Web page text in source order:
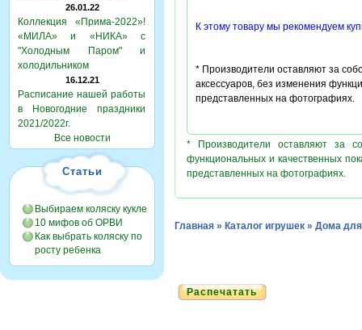
26.01.22
Коллекция «Прима-2022»!
«МИЛА» и «НИКА» с
"Холодным Паром" и
холодильником
16.12.21
Расписание нашей работы
в Новогодние праздники
2021/2022г.
Все новости
Статьи
Выбираем коляску кукле
10 мифов об ОРВИ
Как выбрать коляску по
росту ребенка
К этому товару мы рекомендуем
* Производители оставляют за
аксессуаров, без изменения
представленных на фотографиях.
* Производители оставляют за
функциональных и качественных
представленных на фотографиях.
Главная » Каталог игрушек » Дома для
Распечатать